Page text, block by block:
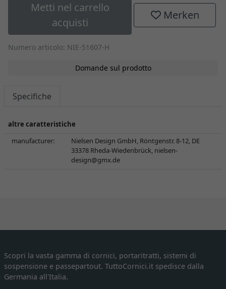
Metti nel carrello
acquisti
Merken
Numero articolo: NIE-51607-H
Domande sul prodotto
Specifiche
altre caratteristiche
manufacturer:
Nielsen Design GmbH, Röntgenstr. 8-12, DE
33378 Rheda-Wiedenbrück, nielsen-
design@gmx.de
Scopri la vasta gamma di cornici, portaritratti, sistemi di
sospensione e passepartout. TuttoCornici.it spedisce dalla
Germania all'Italia.